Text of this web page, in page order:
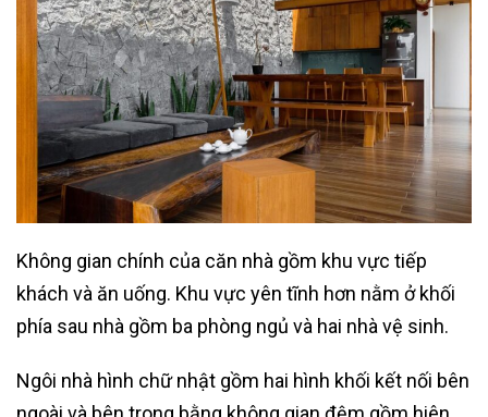
Không gian chính của căn nhà gồm khu vực tiếp
khách và ăn uống. Khu vực yên tĩnh hơn nằm ở khối
phía sau nhà gồm ba phòng ngủ và hai nhà vệ sinh.
Ngôi nhà hình chữ nhật gồm hai hình khối kết nối bên